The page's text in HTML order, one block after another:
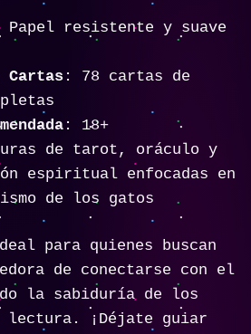
Papel resistente y suave
Cartas : 78 cartas de
: 18+
de tarot, oráculo y
espiritual enfocadas en
de los gatos
para quienes buscan
de conectarse con el
la sabiduría de los
lectura. ¡Déjate guiar